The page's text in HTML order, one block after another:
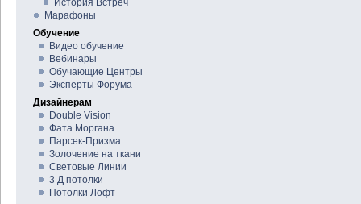
История Встреч
Марафоны
Обучение
Видео обучение
Вебинары
Обучающие Центры
Эксперты Форума
Дизайнерам
Double Vision
Фата Моргана
Парсек-Призма
Золочение на ткани
Световые Линии
3 Д потолки
Потолки Лофт